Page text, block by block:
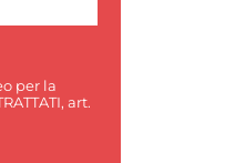
per la
art.